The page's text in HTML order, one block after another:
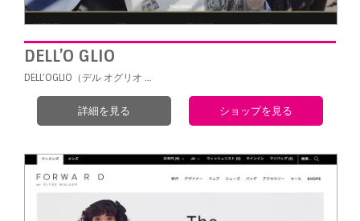
DELL’O GLIO
DELL’OGLIO（デル オグリオ …
詳細を見る ショップを見る